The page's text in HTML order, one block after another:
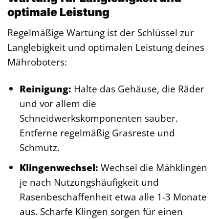
optimale Leistung
Regelmäßige Wartung ist der Schlüssel zur
Langlebigkeit und optimalen Leistung deines
Mähroboters:
Reinigung: Halte das Gehäuse, die Räder
und vor allem die
Schneidwerkskomponenten sauber.
Entferne regelmäßig Grasreste und
Schmutz.
Klingenwechsel: Wechsel die Mähklingen
je nach Nutzungshäufigkeit und
Rasenbeschaffenheit etwa alle 1-3 Monate
aus. Scharfe Klingen sorgen für einen